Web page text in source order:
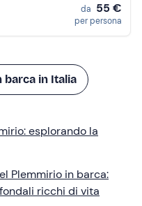
da 55 €
per persona
barca in Italia
esplorando la
Plemmirio in barca:
ricchi di vita